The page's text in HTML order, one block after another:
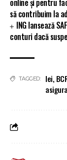
online și pentru
să contribuim la
ING lansează
conturi dacă
TAGGED: lei,